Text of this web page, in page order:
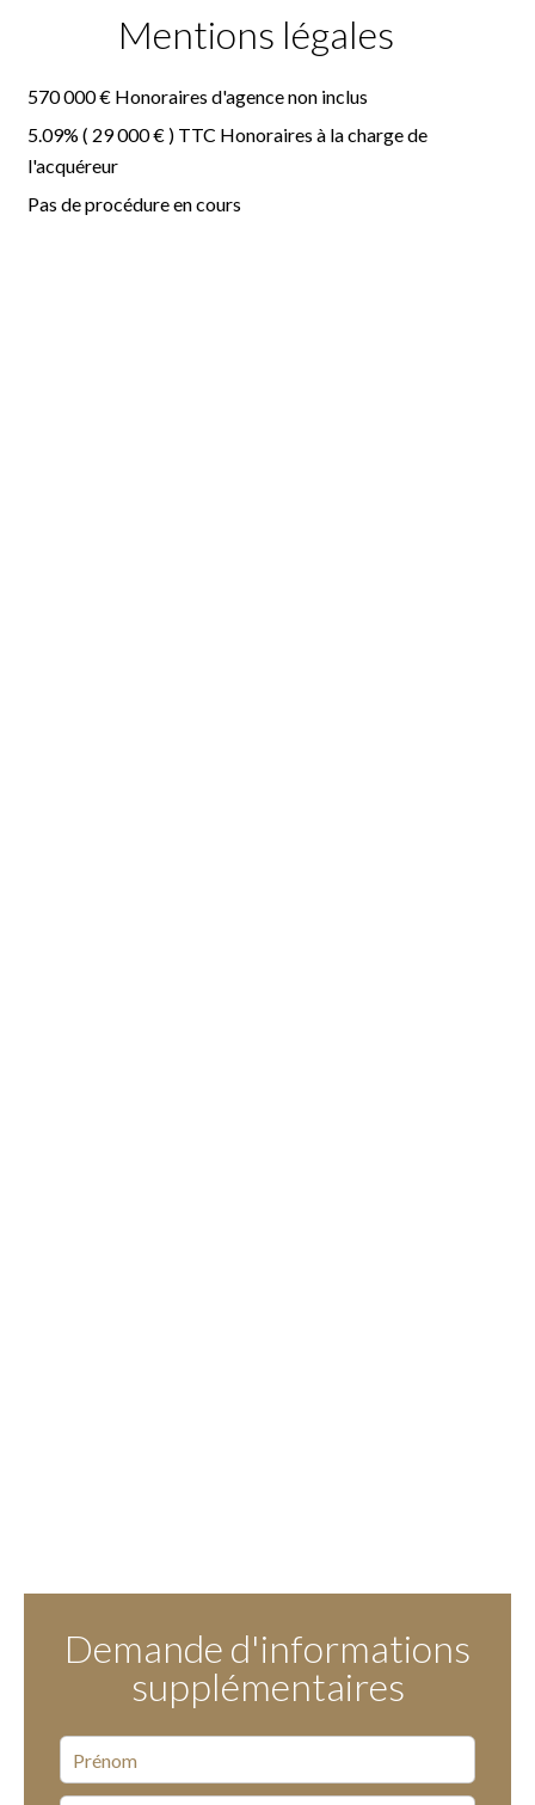
Mentions légales
570 000 € Honoraires d'agence non inclus
5.09% ( 29 000 € ) TTC Honoraires à la charge de
l'acquéreur
Pas de procédure en cours
Demande d'informations
supplémentaires